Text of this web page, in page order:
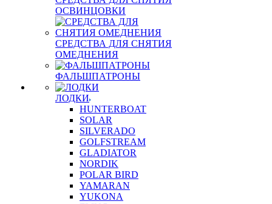
ОСВИНЦОВКИ
СРЕДСТВА ДЛЯ СНЯТИЯ
ОМЕДНЕНИЯ
ФАЛЬШПАТРОНЫ
ЛОДКИ
HUNTERBOAT
SOLAR
SILVERADO
GOLFSTREAM
GLADIATOR
NORDIK
POLAR BIRD
YAMARAN
YUKONA